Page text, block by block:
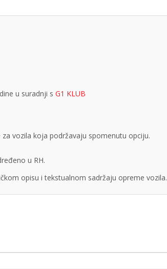
u suradnji s G1 KLUB
za vozila koja podržavaju spomenutu opciju.
u RH.
opisu i tekstualnom sadržaju opreme vozila.